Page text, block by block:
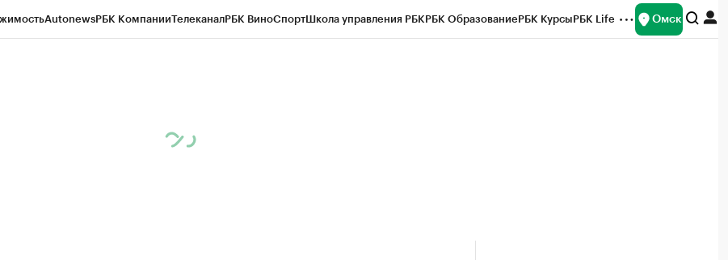
AutonewsРБК КомпанииТелеканалРБК ВиноСпортШкола управления РБКРБК ОбразованиеРБК КурсыРБК Life Омск